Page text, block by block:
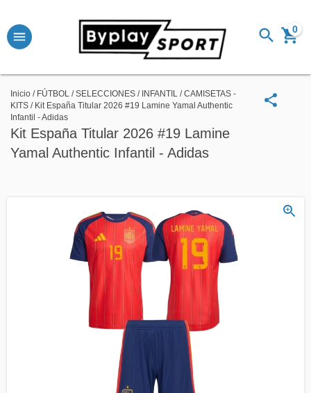
0
Inicio / FÚTBOL / SELECCIONES / INFANTIL / CAMISETAS -
KITS / Kit España Titular 2026 #19 Lamine Yamal Authentic
Infantil - Adidas
Kit España Titular 2026 #19 Lamine
Yamal Authentic Infantil - Adidas